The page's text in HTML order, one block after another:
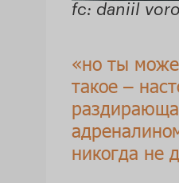
fc: daniil
«но ты
такое ‒
никогда не